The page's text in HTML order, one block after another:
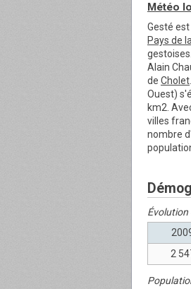
Météo
Gesté
Pays de
Alain
de Cholet
Ouest)
km2.
villes
nombre
2